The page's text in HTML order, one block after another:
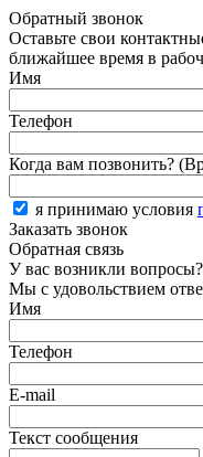
Обратный звонок
Оставьте свои
ближайшее время в
Имя
Телефон
Когда вам позвонить?
я принимаю условия
Заказать звонок
Обратная связь
У вас возникли вопросы?
Мы с удовольствием
Имя
Телефон
E-mail
Текст сообщения